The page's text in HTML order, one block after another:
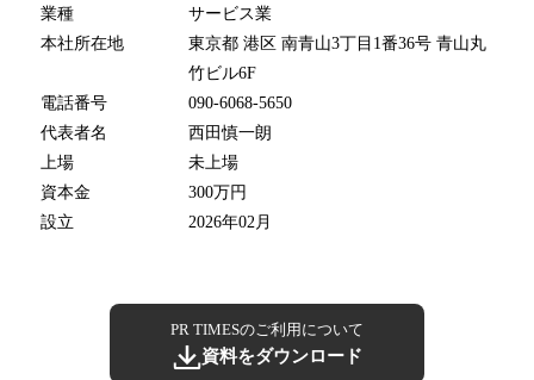
業種
サービス業
本社所在地
東京都 港区 南青山3丁目1番36号 青山丸
竹ビル6F
電話番号
090-6068-5650
代表者名
西田慎一朗
上場
未上場
資本金
300万円
設立
2026年02月
PR TIMESのご利用について
資料をダウンロード